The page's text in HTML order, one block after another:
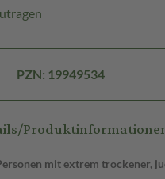
PZN: 19949534
Produktinformationen
mit extrem trockener,